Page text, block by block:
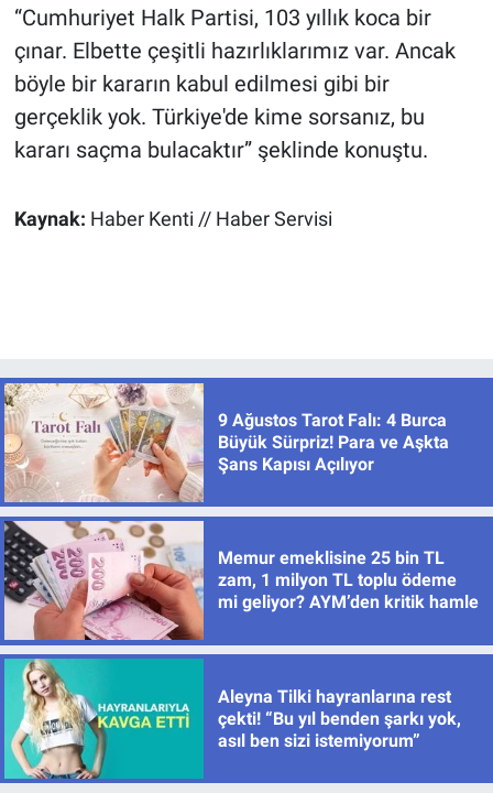
“Cumhuriyet Halk Partisi, 103 yıllık koca bir
çınar. Elbette çeşitli hazırlıklarımız var. Ancak
böyle bir kararın kabul edilmesi gibi bir
gerçeklik yok. Türkiye'de kime sorsanız, bu
kararı saçma bulacaktır” şeklinde konuştu.
Kaynak: Haber Kenti // Haber Servisi
9 Ağustos Tarot Falı: 4 Burca
Büyük Sürpriz! Para ve Aşkta
Şans Kapısı Açılıyor
Memur emeklisine 25 bin TL
zam, 1 milyon TL toplu ödeme
mi geliyor? AYM’den kritik hamle
Aleyna Tilki hayranlarına rest
çekti! “Bu yıl benden şarkı yok,
asıl ben sizi istemiyorum”